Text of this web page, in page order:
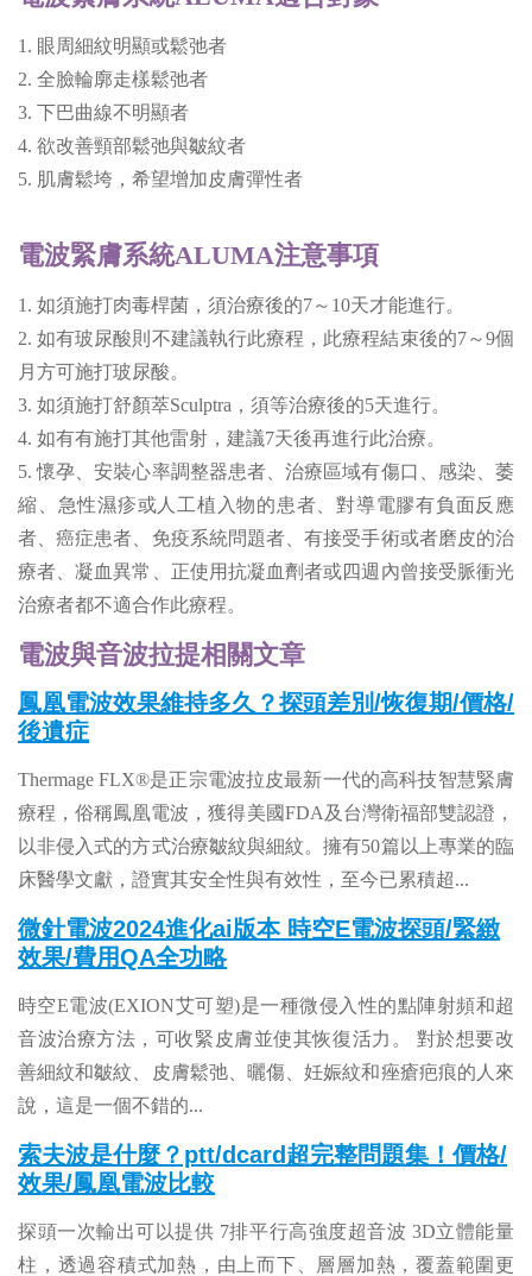
1. 眼周細紋明顯或鬆弛者
2. 全臉輪廓走樣鬆弛者
3. 下巴曲線不明顯者
4. 欲改善頸部鬆弛與皺紋者
5. 肌膚鬆垮，希望增加皮膚彈性者
電波緊膚系統ALUMA注意事項
1. 如須施打肉毒桿菌，須治療後的7～10天才能進行。
2. 如有玻尿酸則不建議執行此療程，此療程結束後的7～9個
月方可施打玻尿酸。
3. 如須施打舒顏萃Sculptra，須等治療後的5天進行。
4. 如有有施打其他雷射，建議7天後再進行此治療。
5. 懷孕、安裝心率調整器患者、治療區域有傷口、感染、萎
縮、急性濕疹或人工植入物的患者、對導電膠有負面反應
者、癌症患者、免疫系統問題者、有接受手術或者磨皮的治
療者、凝血異常、正使用抗凝血劑者或四週內曾接受脈衝光
治療者都不適合作此療程。
電波與音波拉提相關文章
鳳凰電波效果維持多久？探頭差別/恢復期/價格/
後遺症
Thermage FLX®是正宗電波拉皮最新一代的高科技智慧緊膚
療程，俗稱鳳凰電波，獲得美國FDA及台灣衛福部雙認證，
以非侵入式的方式治療皺紋與細紋。擁有50篇以上專業的臨
床醫學文獻，證實其安全性與有效性，至今已累積超...
微針電波2024進化ai版本 時空E電波探頭/緊緻
效果/費用QA全功略
時空E電波(EXION艾可塑)是一種微侵入性的點陣射頻和超
音波治療方法，可收緊皮膚並使其恢復活力。 對於想要改
善細紋和皺紋、皮膚鬆弛、曬傷、妊娠紋和痤瘡疤痕的人來
說，這是一個不錯的...
索夫波是什麼？ptt/dcard超完整問題集！價格/
效果/鳳凰電波比較
探頭一次輸出可以提供 7排平行高強度超音波 3D立體能量
柱，透過容積式加熱，由上而下、層層加熱，覆蓋範圍更